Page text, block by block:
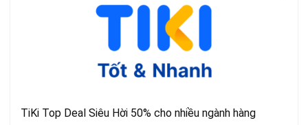
TiKi Top Deal Siêu Hời 50% cho nhiều ngành hàng